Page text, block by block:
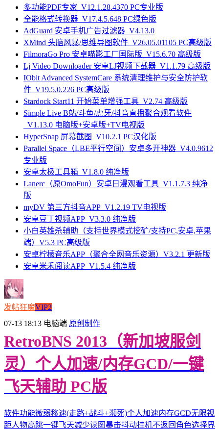
多功能PDF专家_V12.1.28.4370 PC专业版
全能格式转换器_V17.4.5.648 PC绿色版
AdGuard 安卓手机广告过滤器_V4.13.0
XMind 头脑风暴/思维导图软件_V26.05.01105 PC高级版
FilmoraGo Pro 安卓喵影工厂国际版_V15.6.70 高级版
Lj Video Downloader 安卓LJ视频下载器_V1.1.79 高级版
IObit Advanced SystemCare 系统清理维护与安全防护软
件_V19.5.0.226 PC高级版
Stardock Start11 开始菜单增强工具_V2.74 高级版
Simple Live B站/斗鱼/虎牙/抖音直播聚合观看软件
_V1.13.0 电脑版+安卓版+TV电视版
HyperSnap 屏幕截图_V10.2.1 PC汉化版
Parallel Space（LBE平行空间）安卓多开神器_V4.0.9612
专业版
安卓太极工具箱_V1.8.0 纯净版
Lanerc（原OmoFun）安卓日漫观看工具_V1.1.7.3 纯净
版
myDV 第三方抖音APP_V1.2.19 TV电视版
安卓豆丁视频APP_V3.3.0 纯净版
小白英雄杀辅助（支持世界模式挖矿/支持PC,安卓,苹果
端）V5.3 PC高级版
安卓柠檬音乐APP（聚合全网音乐资源）V3.2.1 更新版
安卓米禾阅读APP_V1.5.4 纯净版
发帖狂魔VIP2
07-13 18:13 电脑端 原创制作
RetroBNS 2013（新加坡服剑
灵）个人加速/内存GCD/一键
飞天辅助 PC版
软件功能微弱移速(走路+战斗+濒死)个人加速内存GCD无限视
距人物高跳一键飞天减少读图暴击抖动挂机不返回角色选择界